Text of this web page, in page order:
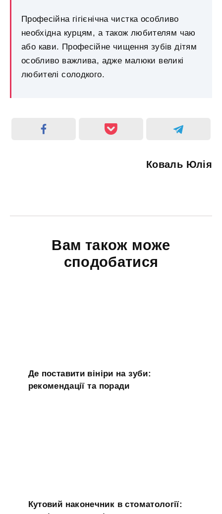
Професійна гігієнічна чистка особливо
необхідна курцям, а також любителям чаю
або кави. Професійне чищення зубів дітям
особливо важлива, адже малюки великі
любителі солодкого.
Коваль Юлія
Вам також може
сподобатися
Де поставити вініри на зуби:
рекомендації та поради
Кутовий наконечник в стоматології: